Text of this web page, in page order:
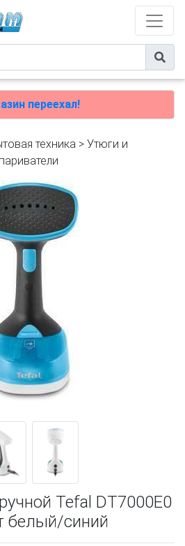
переехал!
техника > Утюги и
Tefal DT7000E0
белый/синий